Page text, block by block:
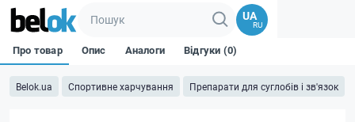
UA
RU
Belok.ua Спортивне харчування Препарати для суглобів і зв'язок
Про товар Опис Аналоги Відгуки (0)